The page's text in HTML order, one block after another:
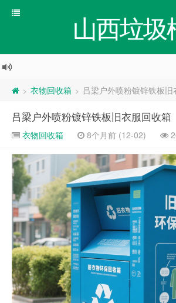
山西垃圾
> 衣物回收箱 > 吕梁户外喷粉镀锌铁板旧
吕梁户外喷粉镀锌铁板旧衣服回收箱
衣物回收箱 8个月前 (12-02)